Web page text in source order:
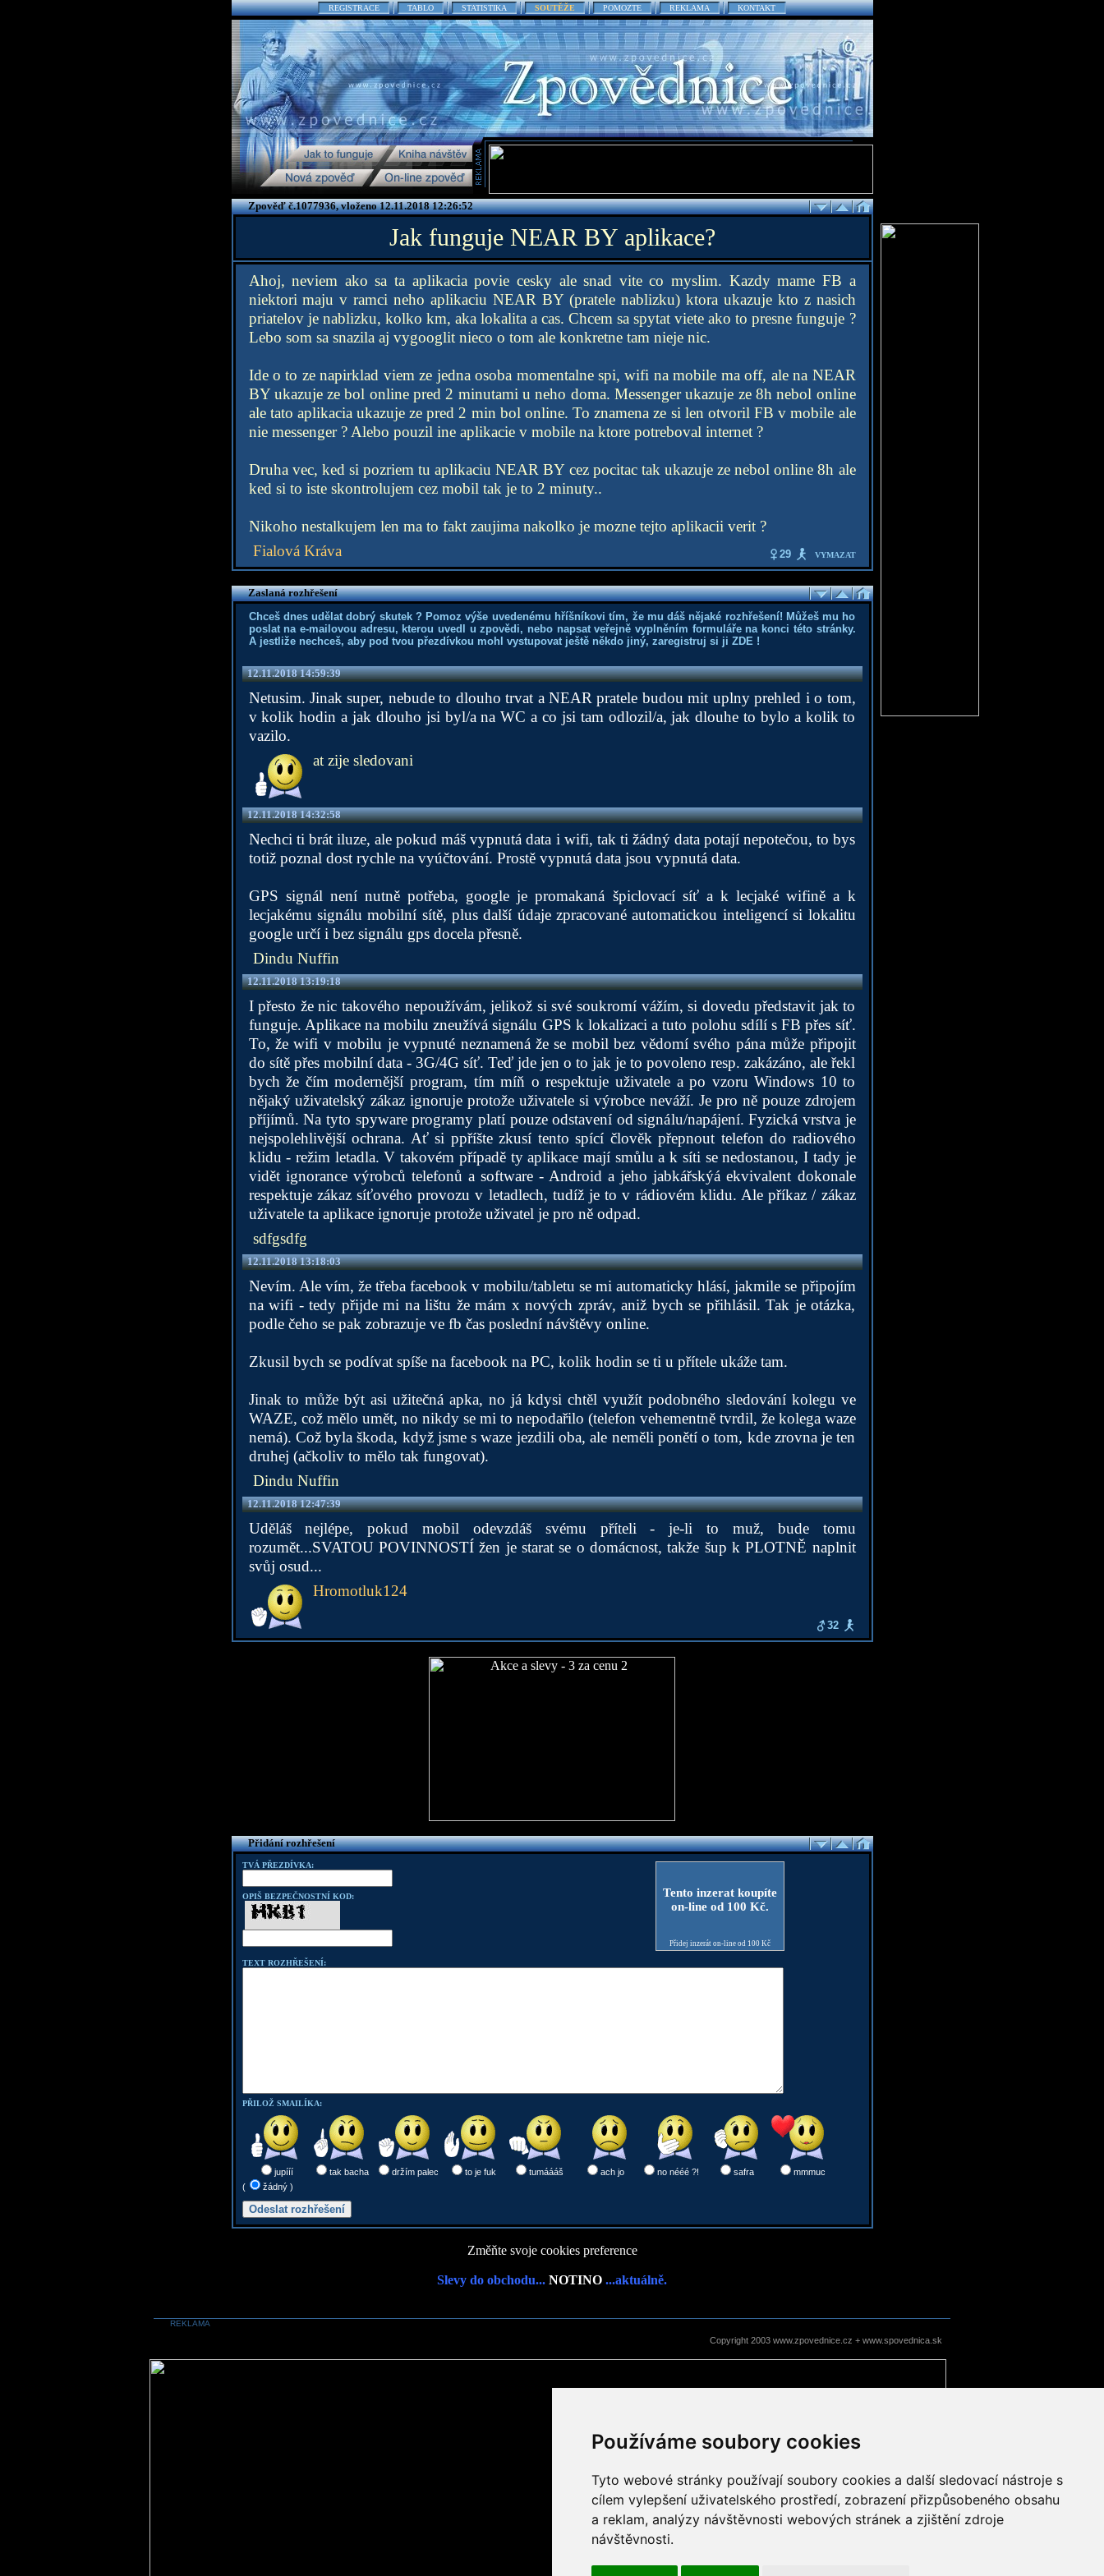
Používáme soubory cookies
Tyto webové stránky používají soubory cookies a další sledovací nástroje s
cílem vylepšení uživatelského prostředí, zobrazení přizpůsobeného obsahu
a reklam, analýzy návštěvnosti webových stránek a zjištění zdroje
návštěvnosti.
REGISTRACE TABLO STATISTIKA SOUTĚŽE POMOZTE REKLAMA KONTAKT
Zpověď č.1077936, vloženo 12.11.2018 12:26:52
Jak funguje NEAR BY aplikace?
Ahoj, neviem ako sa ta aplikacia povie cesky ale snad vite co myslim. Kazdy mame FB a
niektori maju v ramci neho aplikaciu NEAR BY (pratele nablizku) ktora ukazuje kto z nasich
priatelov je nablizku, kolko km, aka lokalita a cas. Chcem sa spytat viete ako to presne funguje ?
Lebo som sa snazila aj vygooglit nieco o tom ale konkretne tam nieje nic.
Ide o to ze napirklad viem ze jedna osoba momentalne spi, wifi na mobile ma off, ale na NEAR
BY ukazuje ze bol online pred 2 minutami u neho doma. Messenger ukazuje ze 8h nebol online
ale tato aplikacia ukazuje ze pred 2 min bol online. To znamena ze si len otvoril FB v mobile ale
nie messenger ? Alebo pouzil ine aplikacie v mobile na ktore potreboval internet ?
Druha vec, ked si pozriem tu aplikaciu NEAR BY cez pocitac tak ukazuje ze nebol online 8h ale
ked si to iste skontrolujem cez mobil tak je to 2 minuty..
Nikoho nestalkujem len ma to fakt zaujima nakolko je mozne tejto aplikacii verit ?
Fialová Kráva
29 VYMAZAT
Zaslaná rozhřešení
Chceš dnes udělat dobrý skutek ? Pomoz výše uvedenému hříšníkovi tím, že mu dáš nějaké rozhřešení! Můžeš mu ho
poslat na e-mailovou adresu, kterou uvedl u zpovědi, nebo napsat veřejně vyplněním formuláře na konci této stránky.
A jestliže nechceš, aby pod tvou přezdívkou mohl vystupovat ještě někdo jiný, zaregistruj si ji ZDE!
12.11.2018 14:59:39
Netusim. Jinak super, nebude to dlouho trvat a NEAR pratele budou mit uplny prehled i o tom,
v kolik hodin a jak dlouho jsi byl/a na WC a co jsi tam odlozil/a, jak dlouhe to bylo a kolik to
vazilo.
at zije sledovani
12.11.2018 14:32:58
Nechci ti brát iluze, ale pokud máš vypnutá data i wifi, tak ti žádný data potají nepotečou, to bys
totiž poznal dost rychle na vyúčtování. Prostě vypnutá data jsou vypnutá data.
GPS signál není nutně potřeba, google je promakaná špiclovací síť a k lecjaké wifině a k
lecjakému signálu mobilní sítě, plus další údaje zpracované automatickou inteligencí si lokalitu
google určí i bez signálu gps docela přesně.
Dindu Nuffin
12.11.2018 13:19:18
I přesto že nic takového nepoužívám, jelikož si své soukromí vážím, si dovedu představit jak to
funguje. Aplikace na mobilu zneužívá signálu GPS k lokalizaci a tuto polohu sdílí s FB přes síť.
To, že wifi v mobilu je vypnuté neznamená že se mobil bez vědomí svého pána může připojit
do sítě přes mobilní data - 3G/4G síť. Teď jde jen o to jak je to povoleno resp. zakázáno, ale řekl
bych že čím modernější program, tím míň o respektuje uživatele a po vzoru Windows 10 to
nějaký uživatelský zákaz ignoruje protože uživatele si výrobce neváží. Je pro ně pouze zdrojem
příjímů. Na tyto spyware programy platí pouze odstavení od signálu/napájení. Fyzická vrstva je
nejspolehlivější ochrana. Ať si ppříšte zkusí tento spící člověk přepnout telefon do radiového
klidu - režim letadla. V takovém případě ty aplikace mají smůlu a k síti se nedostanou, I tady je
vidět ignorance výrobců telefonů a software - Android a jeho jabkářskýá ekvivalent dokonale
respektuje zákaz síťového provozu v letadlech, tudíž je to v rádiovém klidu. Ale příkaz / zákaz
uživatele ta aplikace ignoruje protože uživatel je pro ně odpad.
sdfgsdfg
12.11.2018 13:18:03
Nevím. Ale vím, že třeba facebook v mobilu/tabletu se mi automaticky hlásí, jakmile se připojím
na wifi - tedy přijde mi na lištu že mám x nových zpráv, aniž bych se přihlásil. Tak je otázka,
podle čeho se pak zobrazuje ve fb čas poslední návštěvy online.
Zkusil bych se podívat spíše na facebook na PC, kolik hodin se ti u přítele ukáže tam.
Jinak to může být asi užitečná apka, no já kdysi chtěl využít podobného sledování kolegu ve
WAZE, což mělo umět, no nikdy se mi to nepodařilo (telefon vehementně tvrdil, že kolega waze
nemá). Což byla škoda, když jsme s waze jezdili oba, ale neměli ponětí o tom, kde zrovna je ten
druhej (ačkoliv to mělo tak fungovat).
Dindu Nuffin
12.11.2018 12:47:39
Uděláš nejlépe, pokud mobil odevzdáš svému příteli - je-li to muž, bude tomu
rozumět...SVATOU POVINNOSTÍ žen je starat se o domácnost, takže šup k PLOTNĚ naplnit
svůj osud...
Hromotluk124
32
Přidání rozhřešení
TVÁ PŘEZDÍVKA:
OPIŠ BEZPEČNOSTNÍ KOD:
Tento inzerat koupíte
on-line od 100 Kč.
Přidej inzerát on-line od 100 Kč
TEXT ROZHŘEŠENÍ:
PŘILOŽ SMAILÍKA:
jupííí tak bacha držím palec to je fuk tumáááš ach jo no nééé ?! safra
mmmuc
(
žádný )
Změňte svoje cookies preference
Slevy do obchodu... NOTINO ...aktuálně.
REKLAMA
Copyright 2003 www.zpovednice.cz + www.spovednica.sk